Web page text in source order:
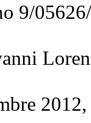
9/
2012,